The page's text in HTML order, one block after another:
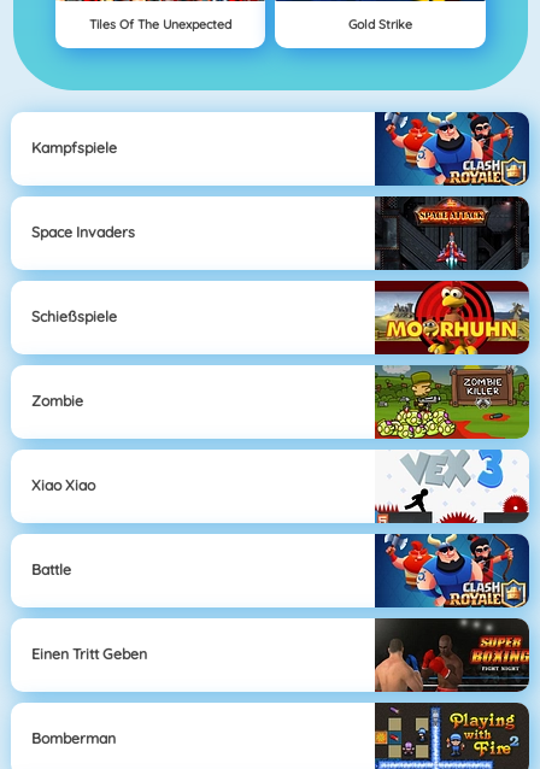
Tiles Of The Unexpected Gold Strike
Kampfspiele
Space Invaders
Schießspiele
Zombie
Xiao Xiao
Battle
Einen Tritt Geben
Bomberman